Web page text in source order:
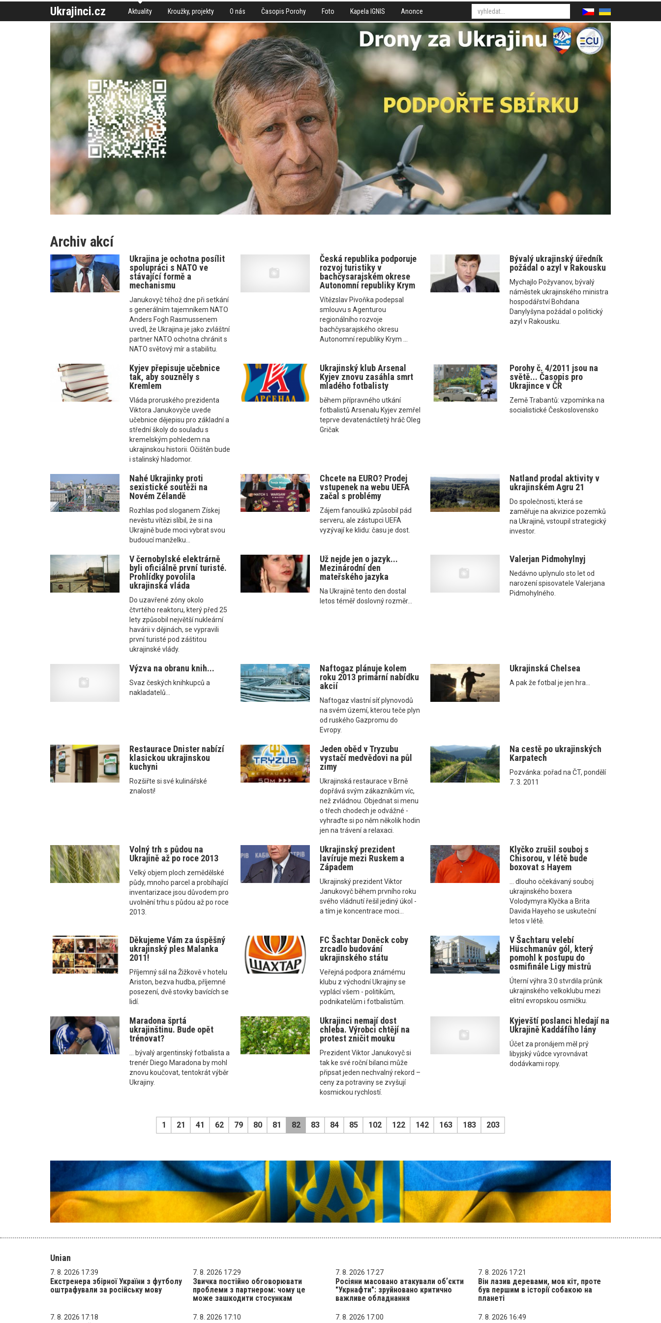
Ukrajinci.cz Aktuality Kroužky, projekty O nás Časopis Porohy Foto Kapela IGNIS Anonce
Archiv akcí
Ukrajina je ochotna posílit
spolupráci s NATO ve
stávající formě a
mechanismu
Janukovyč téhož dne při setkání
s generálním tajemníkem NATO
Anders Fogh Rasmussenem
uvedl, že Ukrajina je jako zvláštní
partner NATO ochotna chránit s
NATO světový mír a stabilitu.
Česká republika podporuje
rozvoj turistiky v
bachčysarajském okrese
Autonomní republiky Krym
Vítězslav Pivoňka podepsal
smlouvu s Agenturou
regionálního rozvoje
bachčysarajského okresu
Autonomní republiky Krym ...
Bývalý ukrajinský úředník
požádal o azyl v Rakousku
Mychajlo Požyvanov, bývalý
náměstek ukrajinského ministra
hospodářství Bohdana
Danylyšyna požádal o politický
azyl v Rakousku.
Kyjev přepisuje učebnice
tak, aby souzněly s
Kremlem
Vláda proruského prezidenta
Viktora Janukovyče uvede
učebnice dějepisu pro základní a
střední školy do souladu s
kremelským pohledem na
ukrajinskou historii. Očištěn bude
i stalinský hladomor.
Ukrajinský klub Arsenal
Kyjev znovu zasáhla smrt
mladého fotbalisty
během přípravného utkání
fotbalistů Arsenalu Kyjev zemřel
teprve devatenáctiletý hráč Oleg
Gričak
Porohy č. 4/2011 jsou na
světě... Časopis pro
Ukrajince v ČR
Země Trabantů: vzpomínka na
socialistické Československo
Nahé Ukrajinky proti
sexistické soutěži na
Novém Zélandě
Rozhlas pod sloganem Získej
nevěstu vítězi slíbil, že si na
Ukrajině bude moci vybrat svou
budoucí manželku...
Chcete na EURO? Prodej
vstupenek na webu UEFA
začal s problémy
Zájem fanoušků způsobil pád
serveru, ale zástupci UEFA
vyzývají ke klidu: času je dost.
Natland prodal aktivity v
ukrajinském Agru 21
Do společnosti, která se
zaměřuje na akvizice pozemků
na Ukrajině, vstoupil strategický
investor.
V černobylské elektrárně
byli oficiálně první turisté.
Prohlídky povolila
ukrajinská vláda
Do uzavřené zóny okolo
čtvrtého reaktoru, který před 25
lety způsobil největší nukleární
havárii v dějinách, se vypravili
první turisté pod záštitou
ukrajinské vlády.
Už nejde jen o jazyk...
Mezinárodní den
mateřského jazyka
Na Ukrajině tento den dostal
letos téměř doslovný rozměr...
Valerjan Pidmohylnyj
Nedávno uplynulo sto let od
narození spisovatele Valerjana
Pidmohylného.
Výzva na obranu knih...
Svaz českých knihkupců a
nakladatelů...
Naftogaz plánuje kolem
roku 2013 primární nabídku
akcií
Naftogaz vlastní síť plynovodů
na svém území, kterou teče plyn
od ruského Gazpromu do
Evropy.
Ukrajinská Chelsea
A pak že fotbal je jen hra...
Restaurace Dnister nabízí
klasickou ukrajinskou
kuchyni
Rozšiřte si své kulinářské
znalosti!
Jeden oběd v Tryzubu
vystačí medvědovi na půl
zimy
Ukrajinská restaurace v Brně
dopřává svým zákazníkům víc,
než zvládnou. Objednat si menu
o třech chodech je odvážné -
vyhraďte si po něm několik hodin
jen na trávení a relaxaci.
Na cestě po ukrajinských
Karpatech
Pozvánka: pořad na ČT, pondělí
7. 3. 2011
Volný trh s půdou na
Ukrajině až po roce 2013
Velký objem ploch zemědělské
půdy, mnoho parcel a probíhající
inventarizace jsou důvodem pro
uvolnění trhu s půdou až po roce
2013.
Ukrajinský prezident
lavíruje mezi Ruskem a
Západem
Ukrajinský prezident Viktor
Janukovyč během prvního roku
svého vládnutí řešil jediný úkol -
a tím je koncentrace moci...
Klyčko zrušil souboj s
Chisorou, v létě bude
boxovat s Hayem
... dlouho očekávaný souboj
ukrajinského boxera
Volodymyra Klyčka a Brita
Davida Hayeho se uskuteční
letos v létě.
Děkujeme Vám za úspěšný
ukrajinský ples Malanka
2011!
Příjemný sál na Žižkově v hotelu
Ariston, bezva hudba, příjemné
posezení, dvě stovky bavících se
lidí.
FC Šachtar Doněck coby
zrcadlo budování
ukrajinského státu
Veřejná podpora známému
klubu z východní Ukrajiny se
vyplácí všem - politikům,
podnikatelům i fotbalistům.
V Šachtaru velebí
Hüschmanův gól, který
pomohl k postupu do
osmifinále Ligy mistrů
Úterní výhra 3:0 stvrdila průnik
ukrajinského velkoklubu mezi
elitní evropskou osmičku.
Maradona šprtá
ukrajinštinu. Bude opět
trénovat?
... bývalý argentinský fotbalista a
trenér Diego Maradona by mohl
znovu koučovat, tentokrát výběr
Ukrajiny.
Ukrajinci nemají dost
chleba. Výrobci chtějí na
protest zničit mouku
Prezident Viktor Janukovyč si
tak ke své roční bilanci může
připsat jeden nechvalný rekord –
ceny za potraviny se zvyšují
kosmickou rychlostí.
Kyjevští poslanci hledají na
Ukrajině Kaddáfího lány
Účet za pronájem měl prý
libyjský vůdce vyrovnávat
dodávkami ropy.
1 21 41 62 79 80 81 82 83 84 85 102 122 142 163 183 203
Unian
7. 8. 2026 17:39
Екстренера збірної України з футболу
оштрафували за російську мову
7. 8. 2026 17:29
Звичка постійно обговорювати
проблеми з партнером: чому це
може зашкодити стосункам
7. 8. 2026 17:27
Росіяни масовано атакували обʼєкти
"Укрнафти": зруйновано критично
важливе обладнання
7. 8. 2026 17:21
Він лазив деревами, мов кіт, проте
був першим в історії собакою на
планеті
7. 8. 2026 17:18 7. 8. 2026 17:10 7. 8. 2026 17:00 7. 8. 2026 16:49